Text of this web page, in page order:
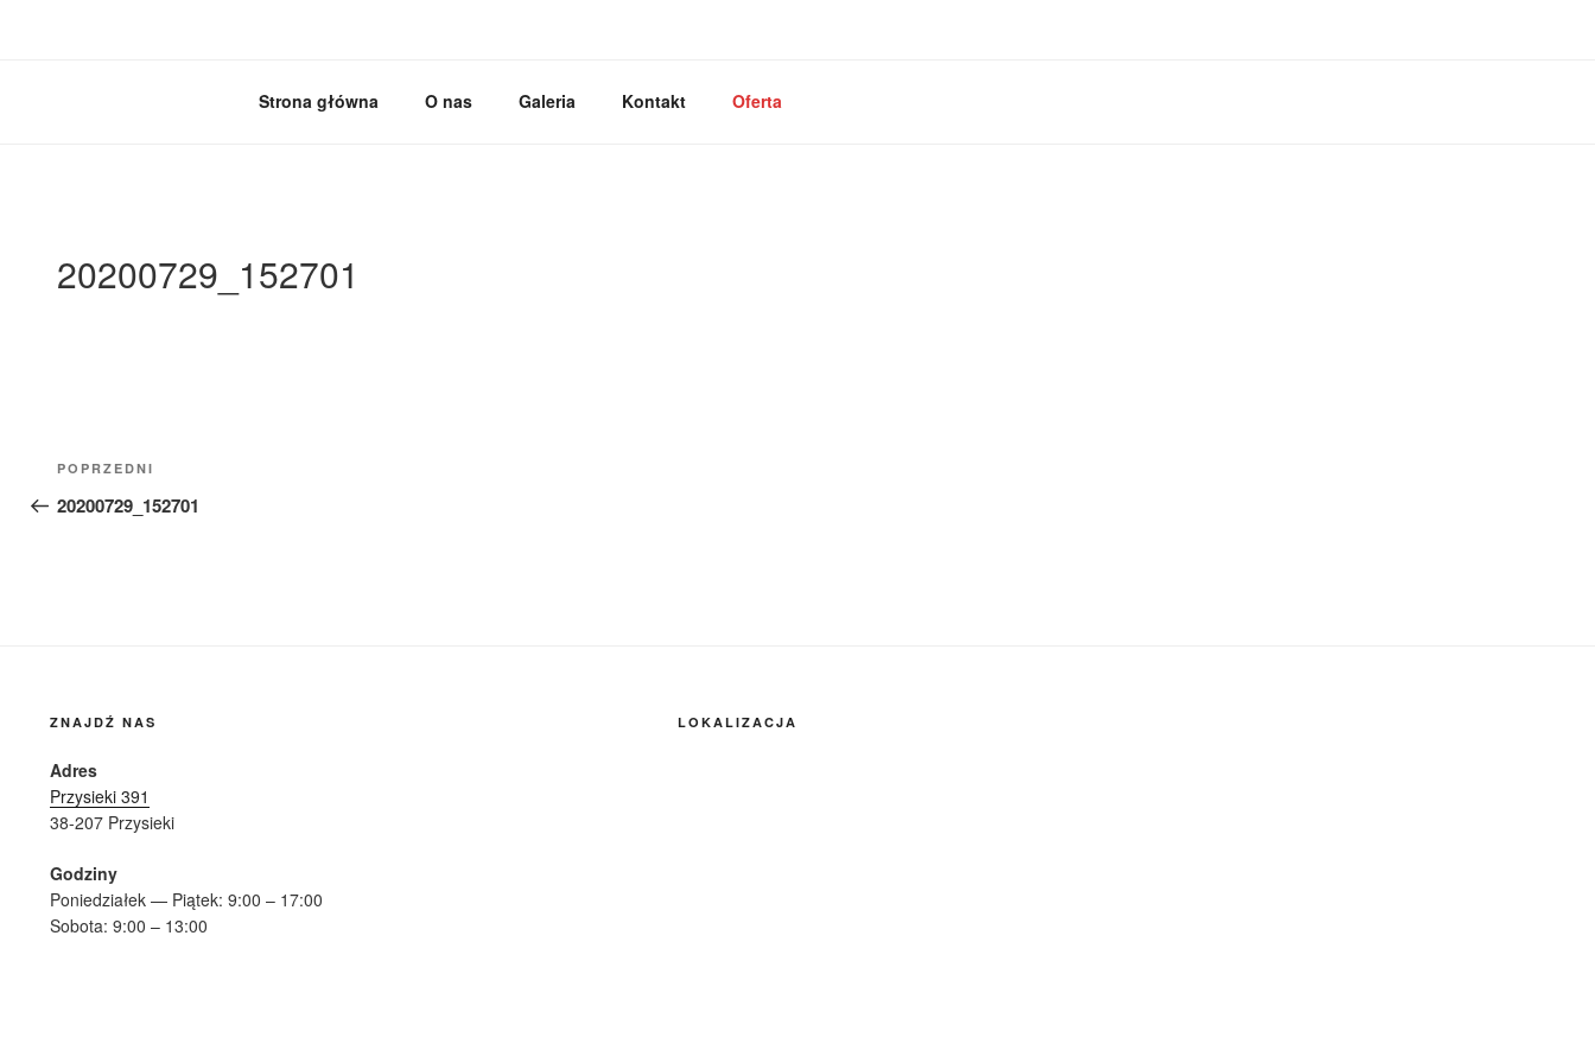
MEBLE BRODOWSKI
Meble kuchenne specjalnie dla Ciebie!
Strona główna O nas Galeria Kontakt Oferta
20200729_152701
Nawigacja
wpisu
Poprzedni
wpis
POPRZEDNI
20200729_152701
ZNAJDŹ NAS
Adres
Przysieki 391
38-207 Przysieki
Godziny
Poniedziałek — Piątek: 9:00 – 17:00
Sobota: 9:00 – 13:00
LOKALIZACJA